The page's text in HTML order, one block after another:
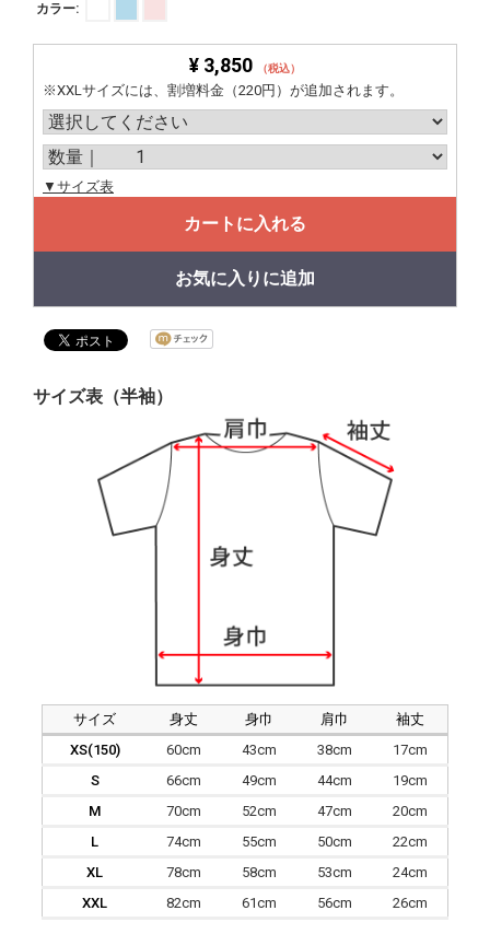
カラー:
¥ 3,850 （税込）
※XXLサイズには、割増料金（220円）が追加されます。
▼サイズ表
カートに入れる
お気に入りに追加
サイズ表（半袖）
サイズ 身丈 身巾 肩巾
袖丈
XS(150)
60cm 43cm 38cm
17cm
S
66cm 49cm 44cm
19cm
M
70cm 52cm 47cm
20cm
L
74cm 55cm 50cm
22cm
XL
78cm 58cm 53cm
24cm
XXL
82cm 61cm 56cm 26cm